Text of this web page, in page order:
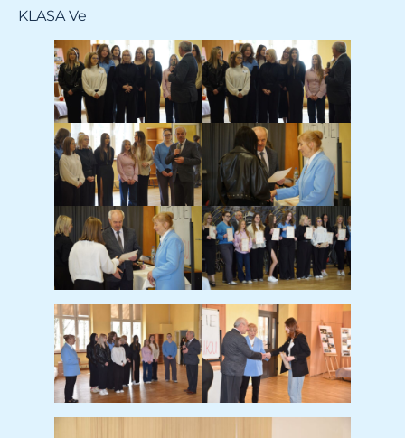
KLASA Ve